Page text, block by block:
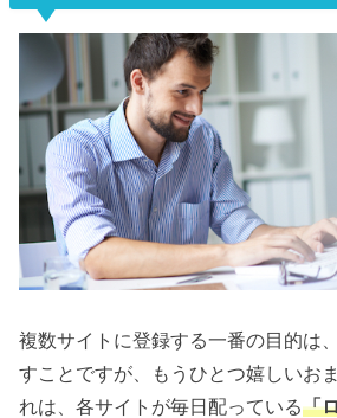
複数サイトに登録する一番の目的は
すことですが、もうひとつ嬉しいお
れは、各サイトが毎日配っている「